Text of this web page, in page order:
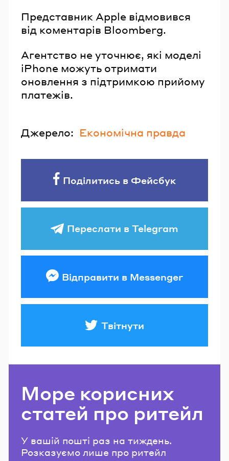
Представник Apple відмовився
від коментарів Bloomberg.
Агентство не уточнює, які моделі
iPhone можуть отримати
оновлення з підтримкою прийому
платежів.
Джерело: Економічна правда
Поділитись в Фейсбук
Переслати в Telegram
Відправити в Messenger
Твітнути
Море корисних
статей про ритейл
У вашій пошті раз на тиждень.
Розказуємо лише про ритейл